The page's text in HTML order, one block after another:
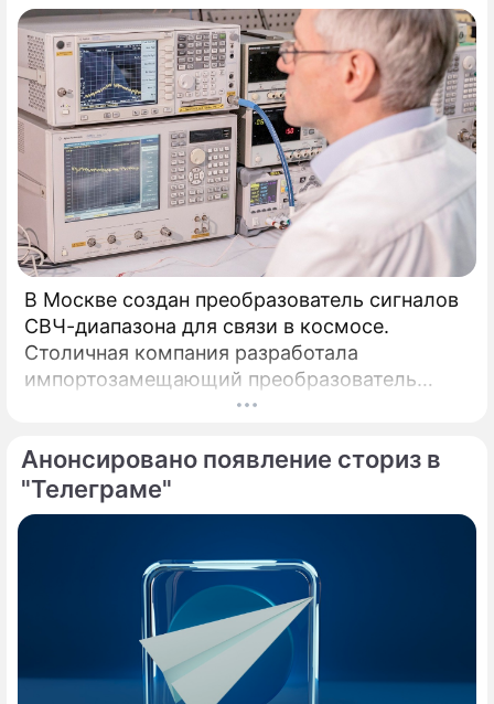
В Москве создан преобразователь сигналов
СВЧ-диапазона для связи в космосе.
Столичная компания разработала
импортозамещающий преобразователь
сигналов СВЧ-диапазона.
Анонсировано появление сториз в
"Телеграме"